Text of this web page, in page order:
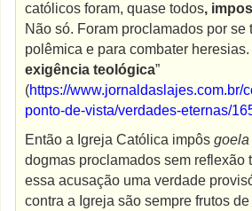
católicos foram, quase todos,
Não só. Foram proclamados por se
polêmica e para combater heresias.
exigência teológica”
(https://www.jornaldaslajes.com.br/
ponto-de-vista/verdades-eternas/
Então a Igreja Católica impôs
dogmas proclamados sem reflexão
essa acusação uma verdade
contra a Igreja são sempre frutos